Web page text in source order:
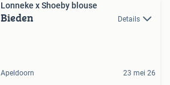
Lonneke x Shoeby blouse
Bieden Details
Apeldoorn 23 mei 26